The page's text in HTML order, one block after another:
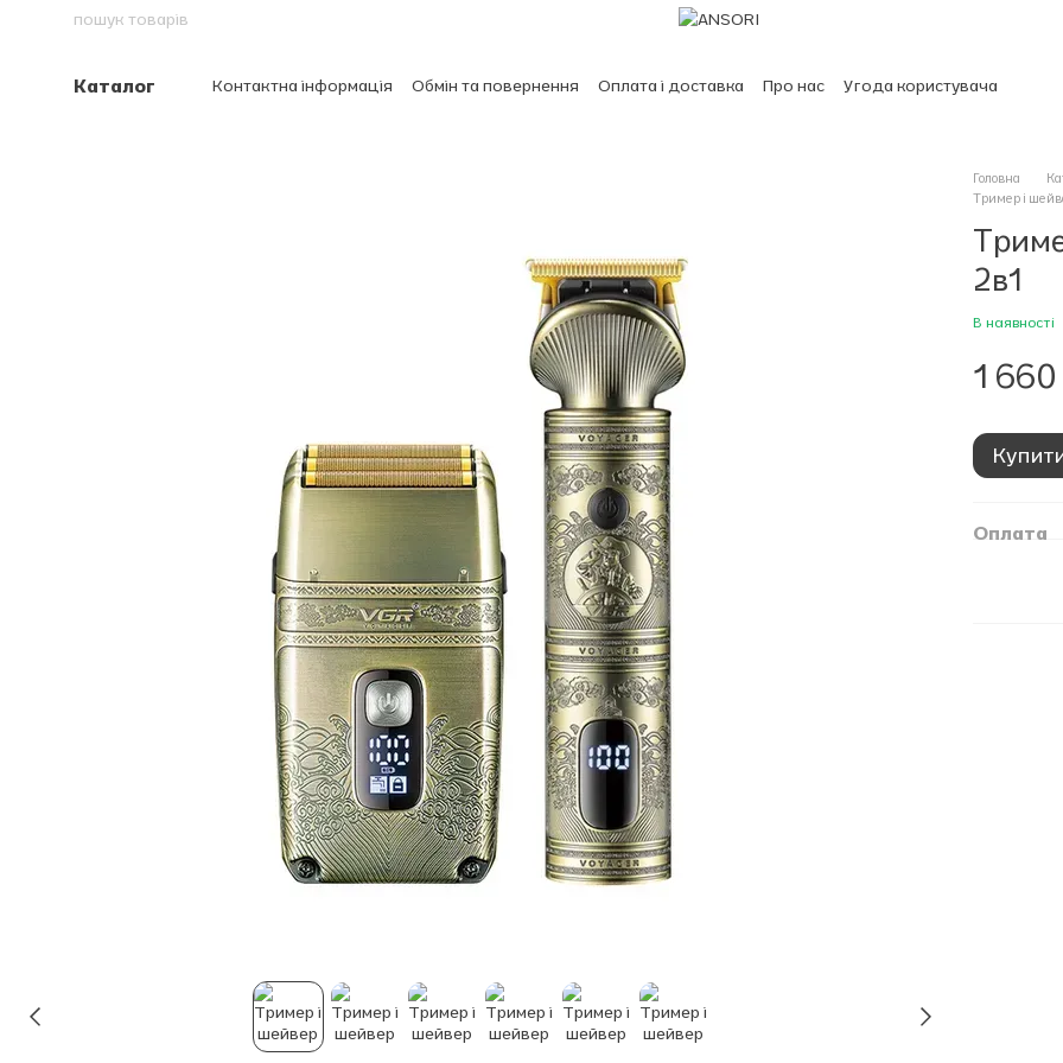
Перейти до основного контенту
Каталог Контактна інформація Обмін та повернення Оплата і доставка Про нас Угода користувача
Головна
Тример і
2в1
В наявності
1 660
Оплата